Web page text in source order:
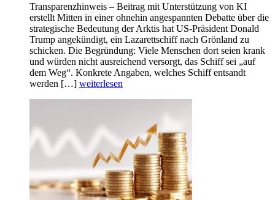
Transparenzhinweis – Beitrag mit Unterstützung von KI
erstellt Mitten in einer ohnehin angespannten Debatte über die
strategische Bedeutung der Arktis hat US-Präsident Donald
Trump angekündigt, ein Lazarettschiff nach Grönland zu
schicken. Die Begründung: Viele Menschen dort seien krank
und würden nicht ausreichend versorgt, das Schiff sei „auf
dem Weg“. Konkrete Angaben, welches Schiff entsandt
werden […] weiterlesen